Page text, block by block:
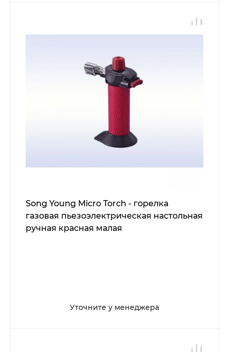
Song Young Micro Torch - горелка
газовая пьезоэлектрическая настольная
ручная красная малая
Уточните у менеджера